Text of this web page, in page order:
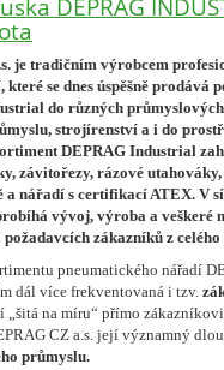
DEPRAG
je tradičním výrobcem
se dnes úspěšně prodává
do různých
strojírenství a i do
DEPRAG Industrial
závitořezy, rázové
a nářadí s certifikací ATEX. V
vývoj, výroba a veškeré
zákazníků z celého
pneumatického nářadí
dál více frekventovaná i tzv.
„šitá na míru“ přímo
CZ a.s. její významný
průmyslu.